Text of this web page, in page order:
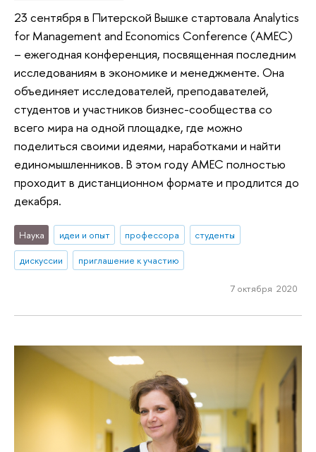
23 сентября в Питерской Вышке стартовала Analytics
for Management and Economics Conference (AMEC)
– ежегодная конференция, посвященная последним
исследованиям в экономике и менеджменте. Она
объединяет исследователей, преподавателей,
студентов и участников бизнес-сообщества со
всего мира на одной площадке, где можно
поделиться своими идеями, наработками и найти
единомышленников. В этом году AMEC полностью
проходит в дистанционном формате и продлится до
декабря.
Наука идеи и опыт профессора
студенты
дискуссии
приглашение к участию
7 октября 2020